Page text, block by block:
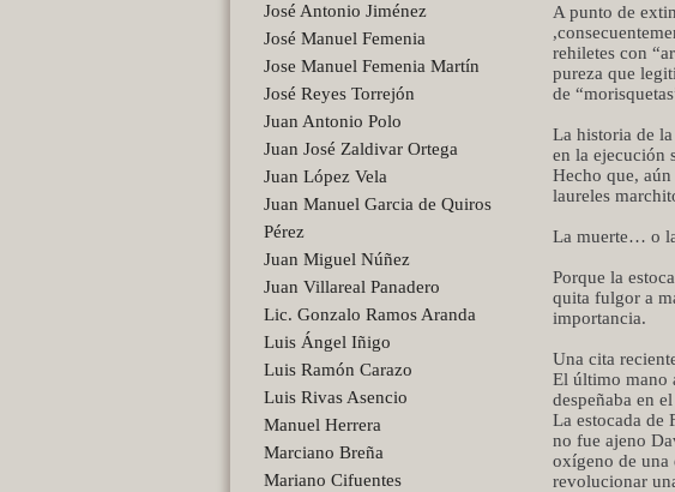
José Antonio Jiménez
José Manuel Femenia
Jose Manuel Femenia Martín
José Reyes Torrejón
Juan Antonio Polo
Juan José Zaldivar Ortega
Juan López Vela
Juan Manuel Garcia de Quiros
Pérez
Juan Miguel Núñez
Juan Villareal Panadero
Lic. Gonzalo Ramos Aranda
Luis Ángel Iñigo
Luis Ramón Carazo
Luis Rivas Asencio
Manuel Herrera
Marciano Breña
Mariano Cifuentes
A punto de
rehiletes con
pureza que
de
La historia de
en la ejecución
Hecho que,
laureles
La muerte… o
Porque la
quita fulgor a
importancia.
Una cita
El último mano
despeñaba en
La estocada de
no fue ajeno
oxígeno de una
revolucionar